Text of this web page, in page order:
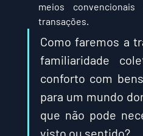
meios
transações.
Como faremos a
familiaridade
conforto com
para um mundo
que não pode